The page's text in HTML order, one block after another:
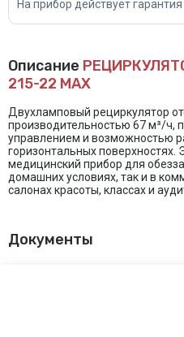
На прибор действует гарантия
Описание
215-22 МАХ
Двухламповый рециркулятор
производительностью 67 м³/ч,
управлением и возможностью
горизонтальных поверхностях.
медицинский прибор для
домашних условиях, так и в
салонах красоты, классах и
Документы